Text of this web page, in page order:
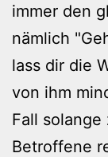
immer den
nämlich
lass dir die
von ihm
Fall
Betroffene